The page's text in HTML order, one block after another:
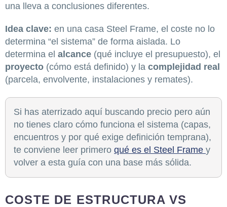
una lleva a conclusiones diferentes.
Idea clave: en una casa Steel Frame, el coste no lo
determina “el sistema” de forma aislada. Lo
determina el alcance (qué incluye el presupuesto), el
proyecto (cómo está definido) y la complejidad real
(parcela, envolvente, instalaciones y remates).
Si has aterrizado aquí buscando precio pero aún
no tienes claro cómo funciona el sistema (capas,
encuentros y por qué exige definición temprana),
te conviene leer primero qué es el Steel Frame y
volver a esta guía con una base más sólida.
COSTE DE ESTRUCTURA VS